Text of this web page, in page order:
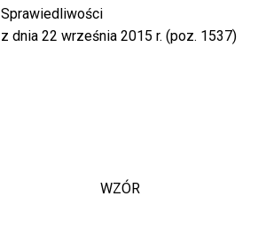
Sprawiedliwości
z dnia 22 września 2015 r. (poz. 1537)
WZÓR